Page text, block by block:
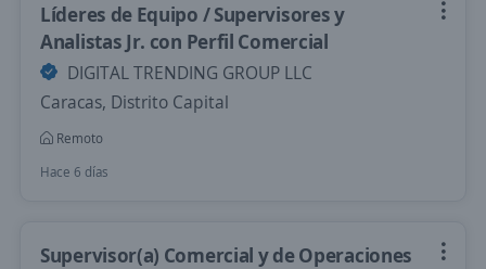
Líderes de Equipo / Supervisores y
Analistas Jr. con Perfil Comercial
DIGITAL TRENDING GROUP LLC
Caracas, Distrito Capital
Remoto
Hace 6 días
Supervisor(a) Comercial y de Operaciones